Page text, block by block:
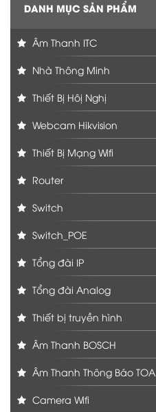
DANH MỤC SẢN PHẨM
Âm Thanh ITC
Nhà Thông Minh
Thiết Bị Hôị Nghị
Webcam Hikvision
Thiết Bị Mạng Wifi
Router
Switch
Switch_POE
Tổng đài IP
Tổng đài Analog
Thiết bị truyền hình
Âm Thanh BOSCH
Âm Thanh Thông Báo TOA
Camera Wifi